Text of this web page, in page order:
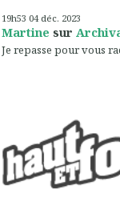
19h53 04 déc. 2023
Martine sur
Je repasse pour vous